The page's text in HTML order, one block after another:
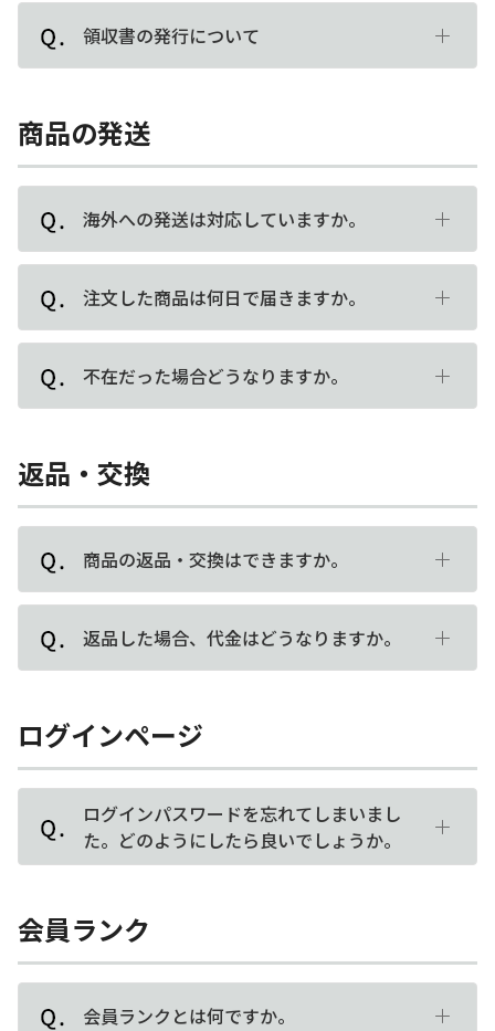
領収書の発行について
商品の発送
海外への発送は対応していますか。
注文した商品は何日で届きますか。
不在だった場合どうなりますか。
返品・交換
商品の返品・交換はできますか。
返品した場合、代金はどうなりますか。
ログインページ
ログインパスワードを忘れてしまいまし
た。どのようにしたら良いでしょうか。
会員ランク
会員ランクとは何ですか。